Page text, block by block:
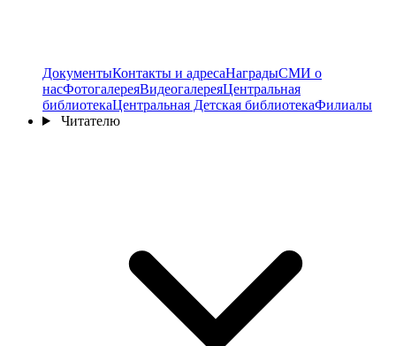
ДокументыКонтакты и адресаНаградыСМИ о
насФотогалереяВидеогалереяЦентральная
библиотекаЦентральная Детская библиотекаФилиалы
Читателю